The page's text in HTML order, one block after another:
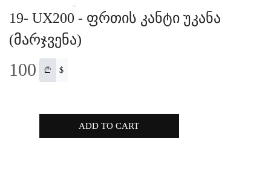
HERE
19- UX200 - ფრთის კანტი უკანა
(მარჯვენა)
100 $
ADD TO CART